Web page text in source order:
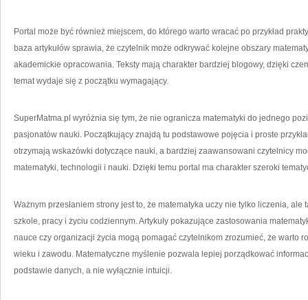
Portal może być również miejscem, do którego warto wracać po przykład
baza artykułów sprawia, że czytelnik może odkrywać kolejne obszary
akademickie opracowania. Teksty mają charakter bardziej blogowy, dzięki
temat wydaje się z początku wymagający.
SuperMatma.pl wyróżnia się tym, że nie ogranicza matematyki do jednego
pasjonatów nauki. Początkujący znajdą tu podstawowe pojęcia i proste
otrzymają wskazówki dotyczące nauki, a bardziej zaawansowani czytelnicy
matematyki, technologii i nauki. Dzięki temu portal ma charakter szeroki
Ważnym przesłaniem strony jest to, że matematyka uczy nie tylko liczenia,
szkole, pracy i życiu codziennym. Artykuły pokazujące zastosowania
nauce czy organizacji życia mogą pomagać czytelnikom zrozumieć, że warto
wieku i zawodu. Matematyczne myślenie pozwala lepiej porządkować
podstawie danych, a nie wyłącznie intuicji.